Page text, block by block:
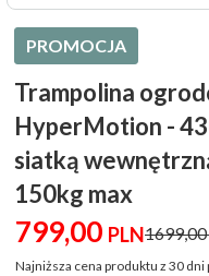
PROMOCJA
Trampolina
HyperMotion -
siatką
150kg max
799,00 PLN
Najniższa cena produktu z 30 dni